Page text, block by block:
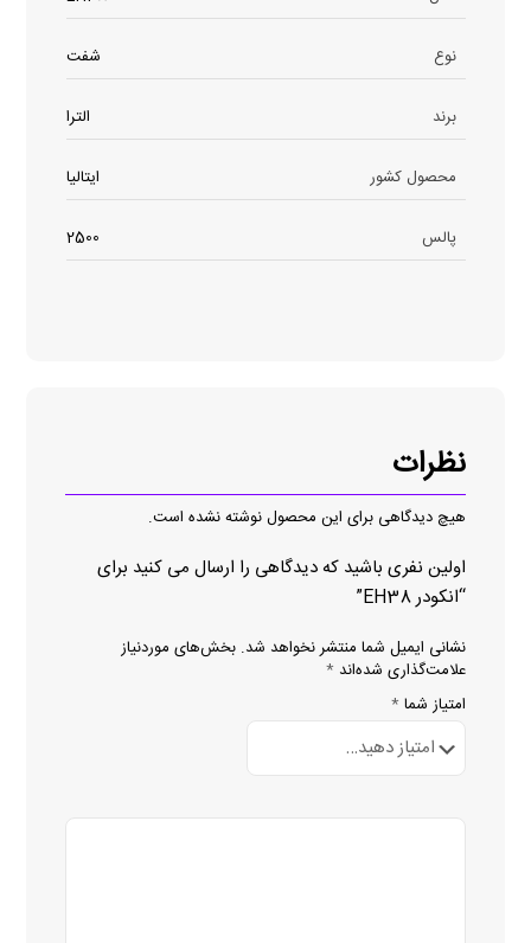
نوع شفت
برند الترا
محصول کشور ایتالیا
پالس 2500
نظرات
هیچ دیدگاهی برای این محصول نوشته نشده است.
اولین نفری باشید که دیدگاهی را ارسال می کنید برای
“انکودر EH38”
نشانی ایمیل شما منتشر نخواهد شد. بخش‌های موردنیاز
علامت‌گذاری شده‌اند *
امتیاز شما *